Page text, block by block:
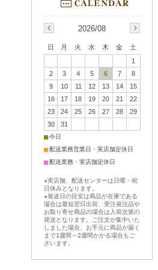
2026/08
日 月 火 水 木 金
土
1
2
3 4 5 6 7
8
9
10 11 12 13 14
15
16
17 18 19 20 21
22
23
24 25 26 27 28
29
30
31
■今日
■配送業務営業日・実店舗定休日
■配送業務・実店舗定休日
★実店舗、配送センターは日曜・祝
日休みとなります。
★発送日の目安は商品が在庫である
場合は最短翌日出荷、受注発注品や
お取り寄せ商品の場合は入荷次第の
発送となります。ご注文が集中いた
しました場合、お手元に商品が届く
まで1週間～2週間かかる場合もご
ざいます。